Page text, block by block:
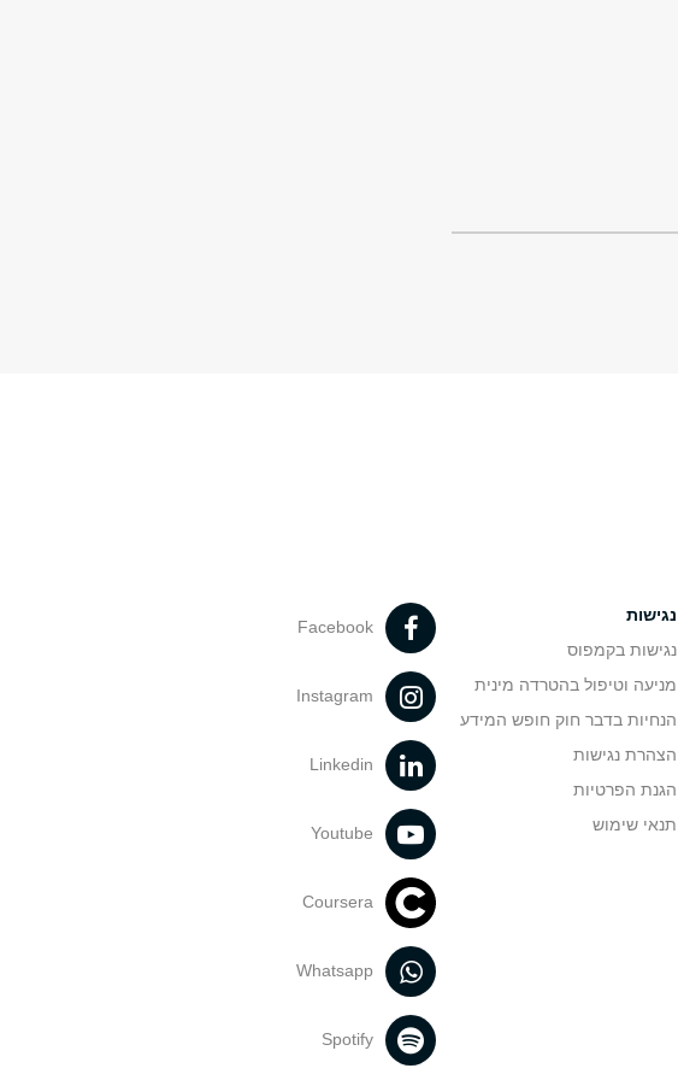
נגישות
נגישות בקמפוס
מניעה וטיפול בהטרדה מינית
הנחיות בדבר חוק חופש המידע
הצהרת נגישות
הגנת הפרטיות
תנאי שימוש
Facebook
Instagram
Linkedin
Youtube
Coursera
Whatsapp
Spotify